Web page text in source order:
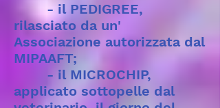
- il PEDIGREE,
rilasciato da un'
Associazione autorizzata dal
MIPAAFT;
- il MICROCHIP,
applicato sottopelle dal